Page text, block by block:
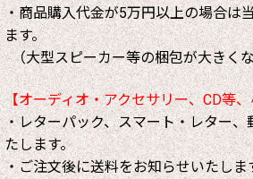
・商品購入代金が5万円以上の場合は
ます。
（大型スピーカー等の梱包が大きく
【オーディオ・アクセサリー、CD等
・レターパック、スマート・レター
たします。
・ご注文後に送料をお知らせいたしま